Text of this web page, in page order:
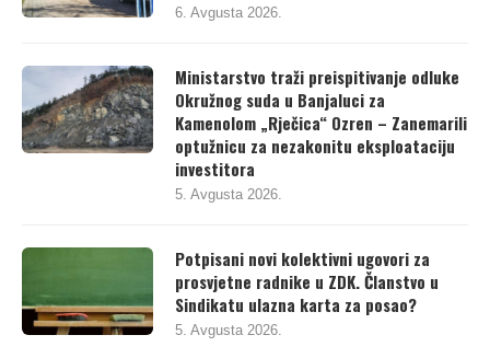
6. Avgusta 2026.
Ministarstvo traži preispitivanje odluke
Okružnog suda u Banjaluci za
Kamenolom „Rječica“ Ozren – Zanemarili
optužnicu za nezakonitu eksploataciju
investitora
5. Avgusta 2026.
Potpisani novi kolektivni ugovori za
prosvjetne radnike u ZDK. Članstvo u
Sindikatu ulazna karta za posao?
5. Avgusta 2026.